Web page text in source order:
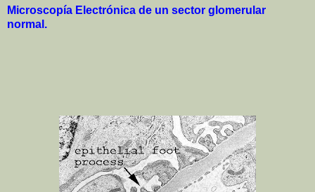
Microscopía Electrónica de un sector glomerular
normal.